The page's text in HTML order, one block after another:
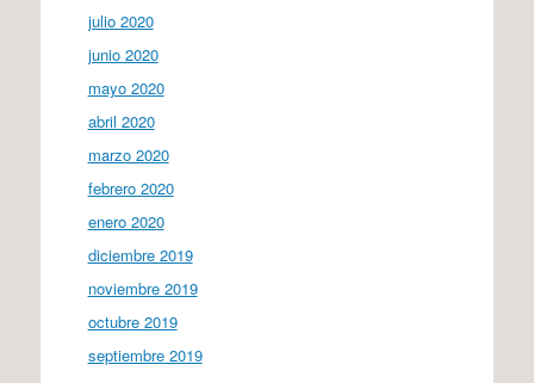
julio 2020
junio 2020
mayo 2020
abril 2020
marzo 2020
febrero 2020
enero 2020
diciembre 2019
noviembre 2019
octubre 2019
septiembre 2019